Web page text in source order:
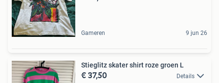
Gameren 9 jun 26
Stieglitz skater shirt roze groen L
€ 37,50 Details